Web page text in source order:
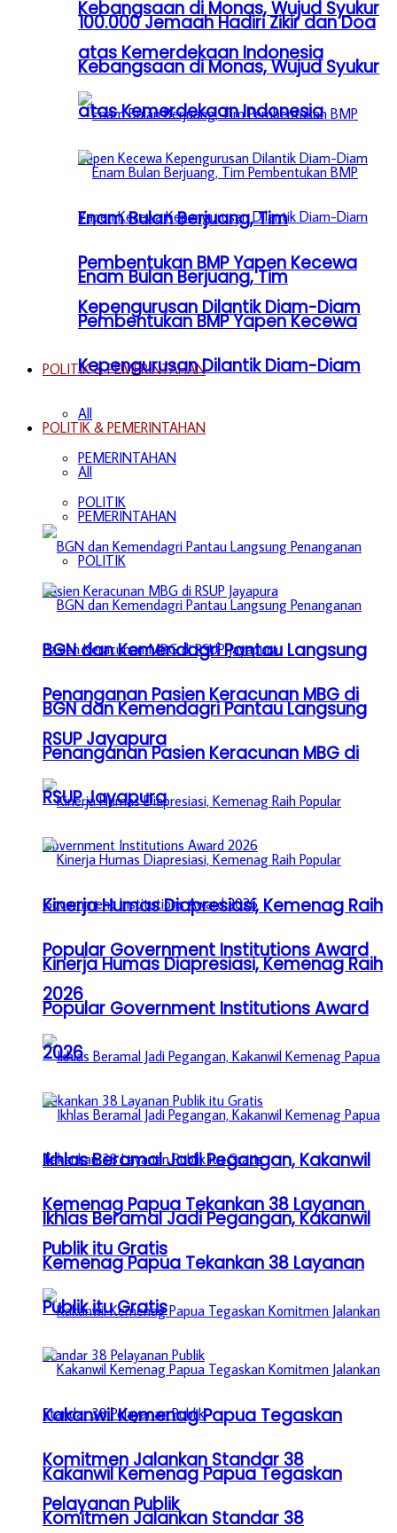
Kebangsaan di Monas, Wujud Syukur
atas Kemerdekaan Indonesia
Enam Bulan Berjuang, Tim
Pembentukan BMP Yapen Kecewa
Kepengurusan Dilantik Diam-Diam
POLITIK & PEMERINTAHAN
All
PEMERINTAHAN
POLITIK
BGN dan Kemendagri Pantau Langsung
Penanganan Pasien Keracunan MBG di
RSUP Jayapura
Kinerja Humas Diapresiasi, Kemenag Raih
Popular Government Institutions Award
2026
Ikhlas Beramal Jadi Pegangan, Kakanwil
Kemenag Papua Tekankan 38 Layanan
Publik itu Gratis
Kakanwil Kemenag Papua Tegaskan
Komitmen Jalankan Standar 38
Pelayanan Publik
100.000 Jemaah Hadiri Zikir dan Doa
Kebangsaan di Monas, Wujud Syukur
atas Kemerdekaan Indonesia
Enam Bulan Berjuang, Tim
Pembentukan BMP Yapen Kecewa
Kepengurusan Dilantik Diam-Diam
POLITIK & PEMERINTAHAN
All
PEMERINTAHAN
POLITIK
BGN dan Kemendagri Pantau Langsung
Penanganan Pasien Keracunan MBG di
RSUP Jayapura
Kinerja Humas Diapresiasi, Kemenag Raih
Popular Government Institutions Award
2026
Ikhlas Beramal Jadi Pegangan, Kakanwil
Kemenag Papua Tekankan 38 Layanan
Publik itu Gratis
Kakanwil Kemenag Papua Tegaskan
Komitmen Jalankan Standar 38